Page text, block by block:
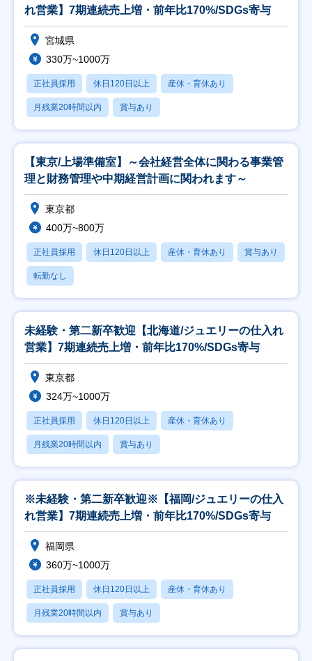
れ営業】7期連続売上増・前年比170%/SDGs寄与
宮城県
330万~1000万
正社員採用 休日120日以上 産休・育休あり
月残業20時間以内 賞与あり
【東京/上場準備室】～会社経営全体に関わる事業管
理と財務管理や中期経営計画に関われます～
東京都
400万~800万
正社員採用 休日120日以上 産休・育休あり 賞与あり
転勤なし
未経験・第二新卒歓迎【北海道/ジュエリーの仕入れ
営業】7期連続売上増・前年比170%/SDGs寄与
東京都
324万~1000万
正社員採用 休日120日以上 産休・育休あり
月残業20時間以内 賞与あり
※未経験・第二新卒歓迎※【福岡/ジュエリーの仕入
れ営業】7期連続売上増・前年比170%/SDGs寄与
福岡県
360万~1000万
正社員採用 休日120日以上 産休・育休あり
月残業20時間以内 賞与あり